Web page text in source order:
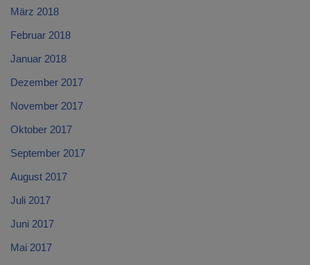
März 2018
Februar 2018
Januar 2018
Dezember 2017
November 2017
Oktober 2017
September 2017
August 2017
Juli 2017
Juni 2017
Mai 2017